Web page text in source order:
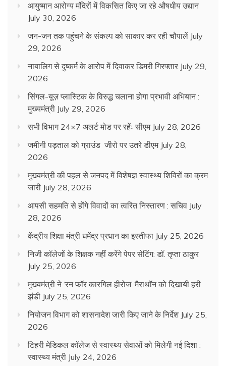
आयुष्मान आरोग्य मंदिरों में विकसित किए जा रहे औषधीय उद्यान
July 30, 2026
जन-जन तक पहुंचने के संकल्प को साकार कर रही चौपालें July
29, 2026
नाबालिग से दुष्कर्म के आरोप में दिवाकर डिमरी गिरफ्तार July 29,
2026
सिंगल-यूज़ प्लास्टिक के विरुद्ध चलाना होगा प्रभावी अभियान :
मुख्यमंत्री July 29, 2026
सभी विभाग 24×7 अलर्ट मोड पर रहेंः सीएम July 28, 2026
जमीनी पड़ताल को ग्राउंड जीरो पर उतरे डीएम July 28,
2026
मुख्यमंत्री की पहल से जनपद में विशेषज्ञ स्वास्थ्य शिविरों का क्रम
जारी July 28, 2026
आपसी सहमति से होंगे विवादों का त्वरित निस्तारण : सचिव July
28, 2026
केंद्रीय शिक्षा मंत्री धमेंद्र प्रधान का इस्तीफा July 25, 2026
निजी कॉलेजों के शिक्षक नहीं करेंगे पेपर सेटिंग: डॉ. तृप्ता ठाकुर
July 25, 2026
मुख्यमंत्री ने ‘रन फॉर कारगिल हीरोज’ मैराथॉन को दिखायी हरी
झंडी July 25, 2026
नियोजन विभाग को शासनादेश जारी किए जाने के निर्देश July 25,
2026
टिहरी मेडिकल कॉलेज से स्वास्थ्य सेवाओं को मिलेगी नई दिशा :
स्वास्थ्य मंत्री July 24, 2026